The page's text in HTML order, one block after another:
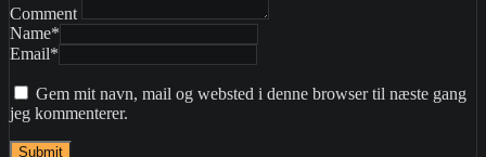
Comment
Name*
Email*
Gem mit navn, mail og websted i denne browser til næste gang
jeg kommenterer.